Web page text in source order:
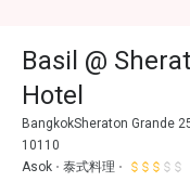
Basil @
Hotel
BangkokSheraton Grande
10110
Asok
泰式料理